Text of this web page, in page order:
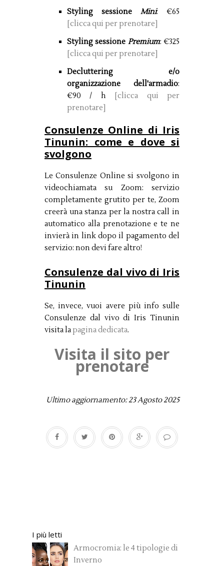
Styling sessione Mini: €65
[clicca qui per prenotare]
Styling sessione Premium: €325
[clicca qui per prenotare]
Decluttering e/o
organizzazione dell'armadio:
€90 / h
[clicca qui per
prenotare]
Consulenze Online di Iris
Tinunin: come e dove si
svolgono
Le Consulenze Online si svolgono in
videochiamata su Zoom: servizio
completamente grutito per te, Zoom
creerà una stanza per la nostra call in
automatico alla prenotazione e te ne
invierà in link dopo il pagamento del
servizio: non devi fare altro!
Consulenze dal vivo di Iris
Tinunin
Se, invece, vuoi avere più info sulle
Consulenze dal vivo di Iris Tinunin
visita la pagina dedicata.
Visita il sito per
prenotare
Ultimo aggiornamento: 23 Agosto 2025
I più letti
Armocromia: le 4 tipologie di
Inverno